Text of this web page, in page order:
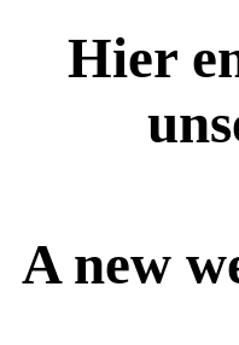
Hier
A new